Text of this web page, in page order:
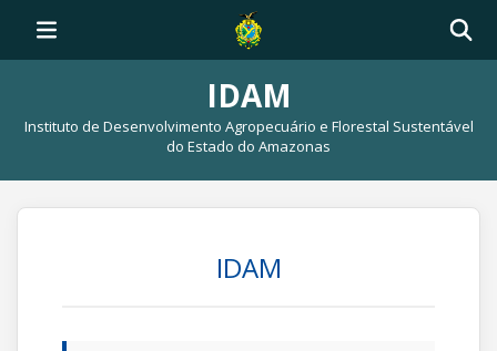
IDAM
Instituto de Desenvolvimento Agropecuário e Florestal Sustentável
do Estado do Amazonas
IDAM